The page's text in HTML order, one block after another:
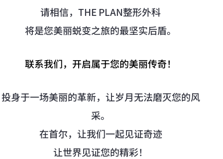
请相信，THE PLAN整形外科
将是您美丽蜕变之旅的最坚实后盾。
联系我们，开启属于您的美丽传奇！
投身于一场美丽的革新，让岁月无法磨灭您的风
采。
在首尔，让我们一起见证奇迹
让世界见证您的精彩！